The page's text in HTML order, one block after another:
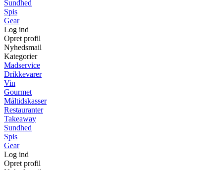
Sundhed
Spis
Gear
Log ind
Opret profil
Nyhedsmail
Kategorier
Madservice
Drikkevarer
Vin
Gourmet
Måltidskasser
Restauranter
Takeaway
Sundhed
Spis
Gear
Log ind
Opret profil